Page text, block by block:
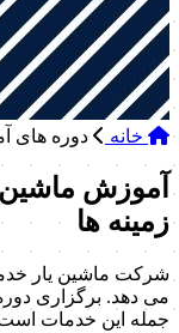
خانه دوره های
آموزش ماشین
زمینه ها
شرکت ماشین یار
می دهد. برگزاری
جمله این خدمات